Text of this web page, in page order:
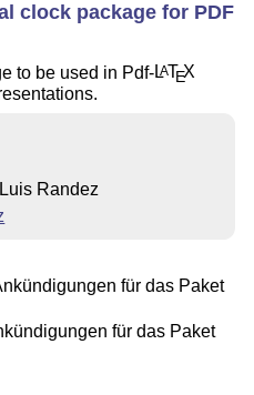
clock package for PDF
to be used in Pdf-LATEX
Randez
für das Paket
für das Paket